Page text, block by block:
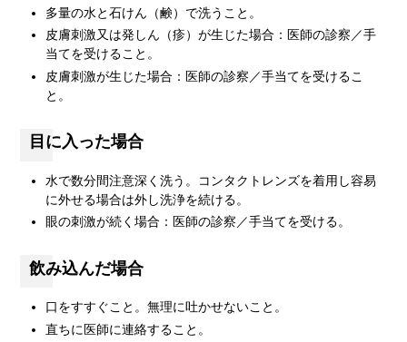
多量の水と石けん（鹸）で洗うこと。
皮膚刺激又は発しん（疹）が生じた場合：医師の診察／手
当てを受けること。
皮膚刺激が生じた場合：医師の診察／手当てを受けるこ
と。
目に入った場合
水で数分間注意深く洗う。コンタクトレンズを着用し容易
に外せる場合は外し洗浄を続ける。
眼の刺激が続く場合：医師の診察／手当てを受ける。
飲み込んだ場合
口をすすぐこと。無理に吐かせないこと。
直ちに医師に連絡すること。